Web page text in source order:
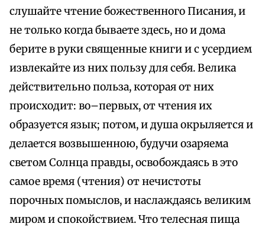
слушайте чтение божественного Писания, и
не только когда бываете здесь, но и дома
берите в руки священные книги и с усердием
извлекайте из них пользу для себя. Велика
действительно польза, которая от них
происходит: во–первых, от чтения их
образуется язык; потом, и душа окрыляется и
делается возвышенною, будучи озаряема
светом Солнца правды, освобождаясь в это
самое время (чтения) от нечистоты
порочных помыслов, и наслаждаясь великим
миром и спокойствием. Что телесная пища